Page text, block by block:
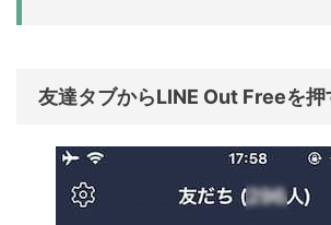
友達タブからLINE Out Freeを押